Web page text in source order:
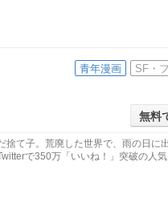
青年漫画 SF・
無料
捨て子。荒廃した世界で、雨の日に
で350万「いいね！」突破の人気